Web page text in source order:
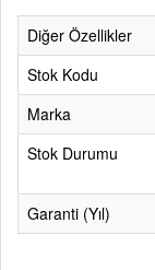
Diğer Özellikler
Stok Kodu
Marka
Stok Durumu
Garanti (Yıl)